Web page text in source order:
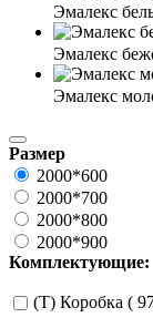
Эмалекс
Эмалекс
Эмалекс
Размер
2000*600
2000*700
2000*800
2000*900
Комплектующие:
(Т) Коробка (